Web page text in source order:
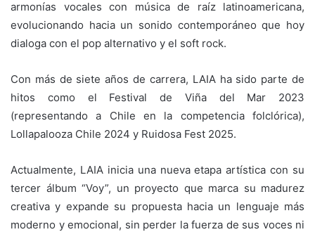
armonías vocales con música de raíz latinoamericana,
evolucionando hacia un sonido contemporáneo que hoy
dialoga con el pop alternativo y el soft rock.
Con más de siete años de carrera, LAIA ha sido parte de
hitos como el Festival de Viña del Mar 2023
(representando a Chile en la competencia folclórica),
Lollapalooza Chile 2024 y Ruidosa Fest 2025.
Actualmente, LAIA inicia una nueva etapa artística con su
tercer álbum “Voy”, un proyecto que marca su madurez
creativa y expande su propuesta hacia un lenguaje más
moderno y emocional, sin perder la fuerza de sus voces ni